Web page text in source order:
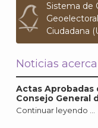
Sistema de
Ciudadana
Noticias acerca
Actas Aprobadas
Consejo General
Continuar leyendo …